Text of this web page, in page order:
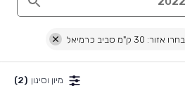
בחרו אזור: 30 ק"מ סביב כרמיאל
מיון וסינון (2)